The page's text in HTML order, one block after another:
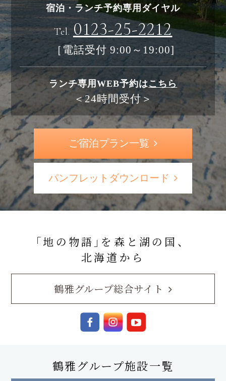
宿泊・ランチ予約専用ダイヤル
Tel. 0123-25-2212
［電話受付 9:00～19:00]
ランチ専用WEB予約はこちら
＜24時間受付＞
ご宿泊プラン一覧
パンフレットダウンロード
｢地の物語｣を森と湖の国、
北海道から
鶴雅グループ総合サイト
鶴雅グループ施設一覧